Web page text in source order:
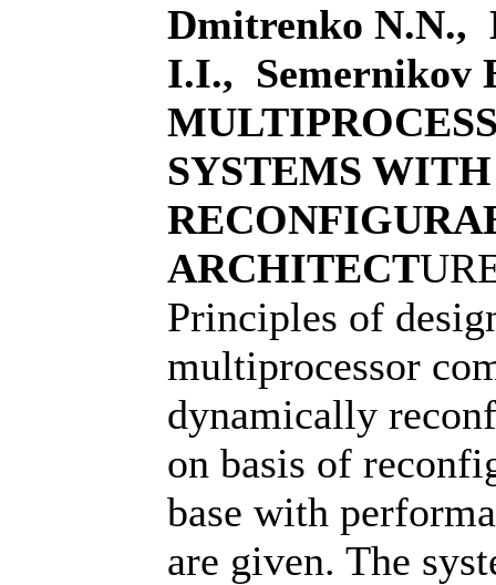
Dmitrenko
I.I., Semernikov
SYSTEMS
ARCHITECT
Principles of
multiprocessor
dynamically
on basis of
base with
are given. The